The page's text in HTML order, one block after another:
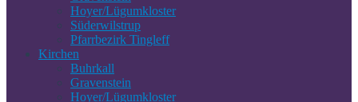
Hoyer/Lügumkloster
Süderwilstrup
Pfarrbezirk Tingleff
Kirchen
Buhrkall
Gravenstein
Hoyer/Lügumkloster